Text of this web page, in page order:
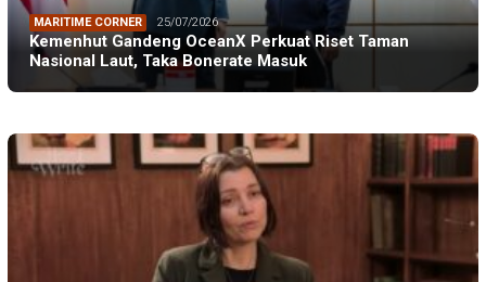
MARITIME CORNER 25/07/2026
Kemenhut Gandeng OceanX Perkuat Riset Taman
Nasional Laut, Taka Bonerate Masuk